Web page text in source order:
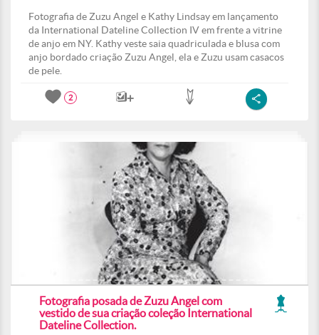
Fotografia de Zuzu Angel e Kathy Lindsay em lançamento
da International Dateline Collection IV em frente a vitrine
de anjo em NY. Kathy veste saia quadriculada e blusa com
anjo bordado criação Zuzu Angel, ela e Zuzu usam casacos
de pele.
2
Fotografia posada de Zuzu Angel com
vestido de sua criação coleção International
Dateline Collection.